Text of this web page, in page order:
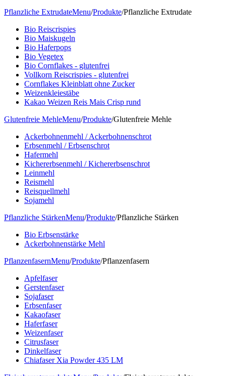
Pflanzliche ExtrudateMenu/Produkte/Pflanzliche Extrudate
Bio Reiscrispies
Bio Maiskugeln
Bio Haferpops
Bio Vegetex
Bio Cornflakes - glutenfrei
Vollkorn Reiscrispies - glutenfrei
Cornflakes Kleinblatt ohne Zucker
Weizenkleiestäbe
Kakao Weizen Reis Mais Crisp rund
Glutenfreie MehleMenu/Produkte/Glutenfreie Mehle
Ackerbohnenmehl / Ackerbohnenschrot
Erbsenmehl / Erbsenschrot
Hafermehl
Kichererbsenmehl / Kichererbsenschrot
Leinmehl
Reismehl
Reisquellmehl
Sojamehl
Pflanzliche StärkenMenu/Produkte/Pflanzliche Stärken
Bio Erbsenstärke
Ackerbohnenstärke Mehl
PflanzenfasernMenu/Produkte/Pflanzenfasern
Apfelfaser
Gerstenfaser
Sojafaser
Erbsenfaser
Kakaofaser
Haferfaser
Weizenfaser
Citrusfaser
Dinkelfaser
Chiafaser Xia Powder 435 LM